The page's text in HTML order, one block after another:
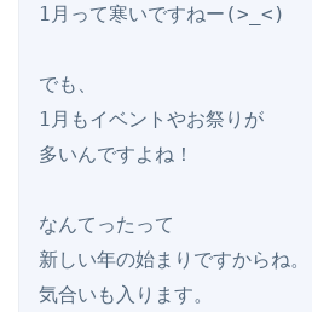
1月って寒いですねー(>_<)
でも、
1月もイベントやお祭りが
多いんですよね！
なんてったって
新しい年の始まりですからね。
気合いも入ります。